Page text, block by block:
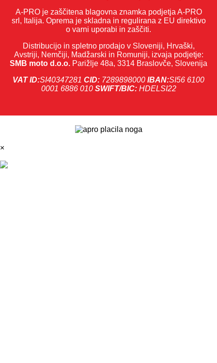
A-PRO je zaščitena blagovna znamka podjetja A-PRO
srl, Italija. Oprema je skladna in regulirana z EU direktivo
o varni uporabi in zaščiti.
Distribucijo in spletno prodajo v Sloveniji, Hrvaški,
Avstriji, Nemčiji, Madžarski in Romuniji, izvaja podjetje:
SMB moto d.o.o. Parižlje 48a, 3314 Braslovče, Slovenija
VAT ID:SI40347281 CID: 7289898000 IBAN:SI56 6100
0001 6886 010 SWIFT/BIC:HDELSI22
×